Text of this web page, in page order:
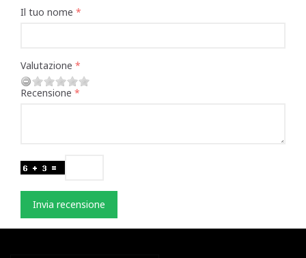
Il tuo nome
Valutazione
Recensione
Invia recensione